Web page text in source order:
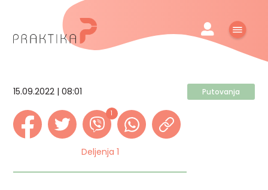
15.09.2022 | 08:01 Putovanja
1
Deljenja 1